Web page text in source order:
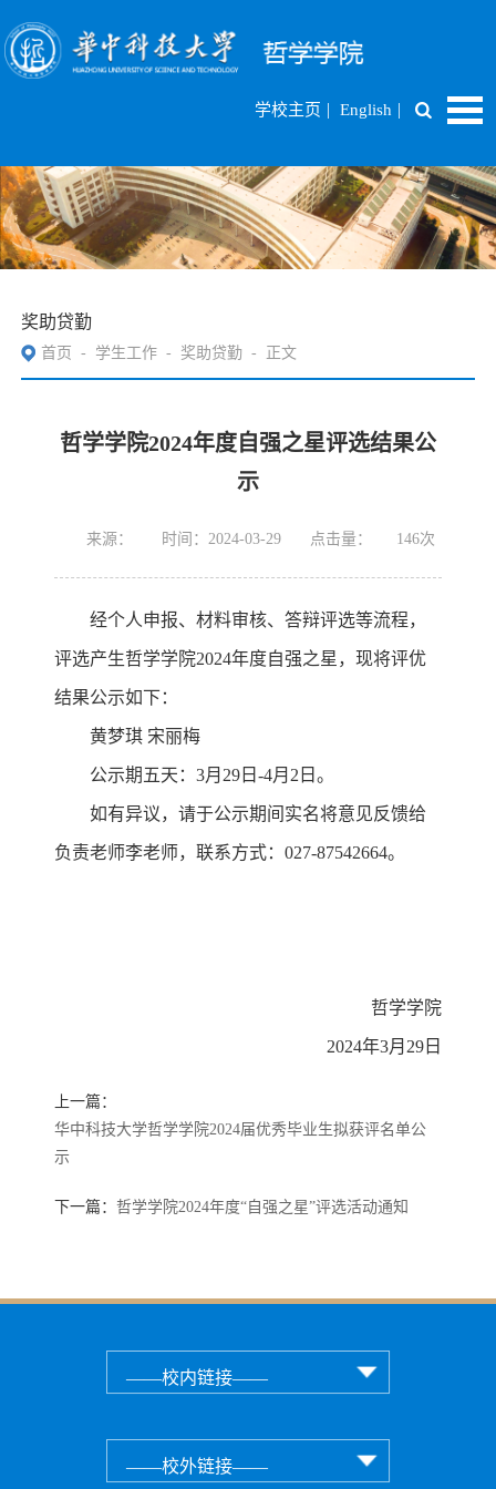
学校主页 | English |
奖助贷勤
首页 - 学生工作 - 奖助贷勤 - 正文
哲学学院2024年度自强之星评选结果公
示
来源： 时间：2024-03-29 点击量： 146次
经个人申报、材料审核、答辩评选等流程，
评选产生哲学学院2024年度自强之星，现将评优
结果公示如下：
黄梦琪 宋丽梅
公示期五天：3月29日-4月2日。
如有异议，请于公示期间实名将意见反馈给
负责老师李老师，联系方式：027-87542664。
哲学学院
2024年3月29日
上一篇：
华中科技大学哲学学院2024届优秀毕业生拟获评名单公
示
下一篇：哲学学院2024年度“自强之星”评选活动通知